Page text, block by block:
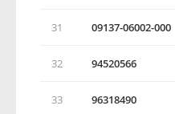
31 09137-06002-000
32 94520566
33 96318490